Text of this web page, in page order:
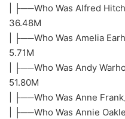
| ├──Who Was Alfred
36.48M
| ├──Who Was Amelia
5.71M
| ├──Who Was Andy
51.80M
| ├──Who Was Anne
| ├──Who Was Annie